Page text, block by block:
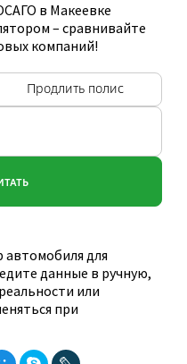
в Макеевке
– сравнивайте
компаний!
автомобиля для
данные в ручную,
или
при